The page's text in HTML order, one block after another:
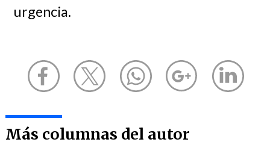
urgencia.
Más columnas del autor